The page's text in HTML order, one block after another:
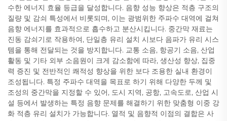
수한 에너지 효율 등급을 달성합니다. 음향 성능 향상은 적층 구조의
질량 및 감쇠 특성에서 비롯되며, 이는 광범위한 주파수 대역에 걸쳐
음향 에너지를 효과적으로 흡수하고 분산시킵니다. 중간막 재료는
진동 감쇠기로 작용하여, 단일층 유리 설치 시보다 음파가 유리 시스
템을 통해 전달되는 것을 방지합니다. 교통 소음, 항공기 소음, 산업
활동 및 기타 외부 소음원이 크게 감소함에 따라, 생산성 향상, 집중
력 증진 및 전반적인 쾌적성 향상을 위한 보다 조용한 실내 환경이
조성됩니다. 특정 주파수 대역을 목표로 하기 위해 다양한 두께 및
조성의 중간막을 지정할 수 있어, 도시 지역, 공항, 고속도로, 산업 시
설 등에서 발생하는 특정 음향 문제를 해결하기 위한 맞춤형 이중 강
화 적층 유리 설치가 가능합니다. 열적 및 음향적 이점의 결합은 사